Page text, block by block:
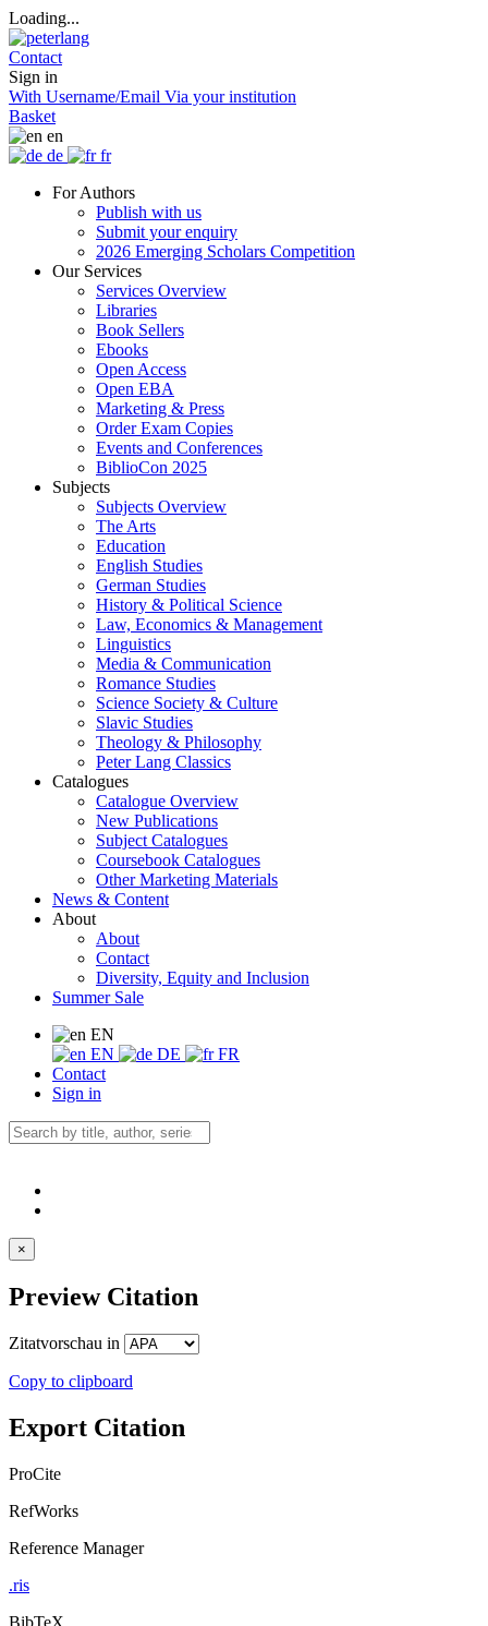
Loading...
Contact
Sign in
With Username/Email Via your institution
Basket
en
de
fr
For Authors
Publish with us
Submit your enquiry
2026 Emerging Scholars Competition
Our Services
Services Overview
Libraries
Book Sellers
Ebooks
Open Access
Open EBA
Marketing & Press
Order Exam Copies
Events and Conferences
BiblioCon 2025
Subjects
Subjects Overview
The Arts
Education
English Studies
German Studies
History & Political Science
Law, Economics & Management
Linguistics
Media & Communication
Romance Studies
Science Society & Culture
Slavic Studies
Theology & Philosophy
Peter Lang Classics
Catalogues
Catalogue Overview
New Publications
Subject Catalogues
Coursebook Catalogues
Other Marketing Materials
News & Content
About
About
Contact
Diversity, Equity and Inclusion
Summer Sale
EN
EN
DE
FR
Contact
Sign in
×
Preview Citation
Zitatvorschau in
Copy to clipboard
Export Citation
ProCite
RefWorks
Reference Manager
.ris
BibTeX